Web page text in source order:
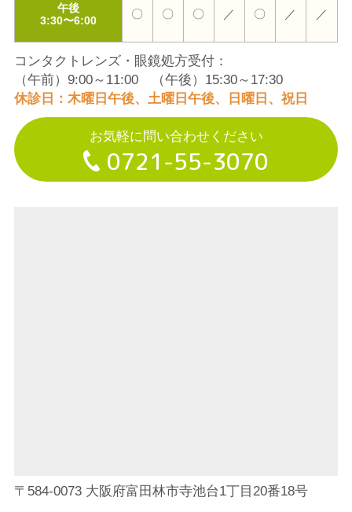
お盆休みのお知らせ
8月9日㈰から8月16日㈰までお盆休みとさ
せていただきます。なお、8月7日(金)と8日
(土)はご予約の方のみ受付させていただき
ます。ご不便をおかけいたしますが、よろ
しくお願いいたします。
で行っています。ご希望の方は、ご相談く
ださい。
午後
3:30〜6:00
〇 〇 〇 ／ 〇 ／ ／
コンタクトレンズ・眼鏡処方受付：
（午前）9:00～11:00 （午後）15:30～17:30
休診日：木曜日午後、土曜日午後、日曜日、祝日
お気軽に問い合わせください
0721-55-3070
〒584-0073 大阪府富田林市寺池台1丁目20番18号